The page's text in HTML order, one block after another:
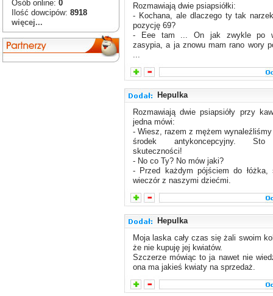
Osób online: 0
Ilość dowcipów: 8918
więcej...
Rozmawiają dwie psiapsiółki:
- Kochana, ale dlaczego ty tak
pozycję 69?
- Eee tam ... On jak zwykle po
zasypia, a ja znowu mam rano wory
...
Hepulka
Rozmawiają dwie psiapsióły przy
jedna mówi:
- Wiesz, razem z mężem wynaleźliśmy
środek antykoncepcyjny. Sto
skuteczności!
- No co Ty? No mów jaki?
- Przed każdym pójściem do łóżka,
wieczór z naszymi dziećmi.
Hepulka
Moja laska cały czas się żali swoim
że nie kupuję jej kwiatów.
Szczerze mówiąc to ja nawet nie
ona ma jakieś kwiaty na sprzedaż.